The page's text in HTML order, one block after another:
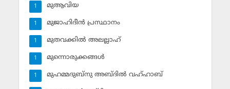
മുആവിയ
1
മുജാഹിദീന്‍ പ്രസ്ഥാനം
1
മുതവക്കില്‍ അലല്ലാഹ്
1
മുന്നൊരുക്കങ്ങള്‍
1
മുഹമ്മദുബ്‌നു അബ്ദില്‍ വഹ്ഹാബ്
1